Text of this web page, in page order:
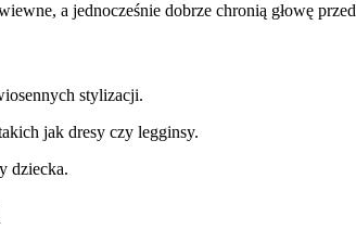
a jednocześnie dobrze chronią głowę przed
stylizacji.
jak dresy czy legginsy.
dziecka.